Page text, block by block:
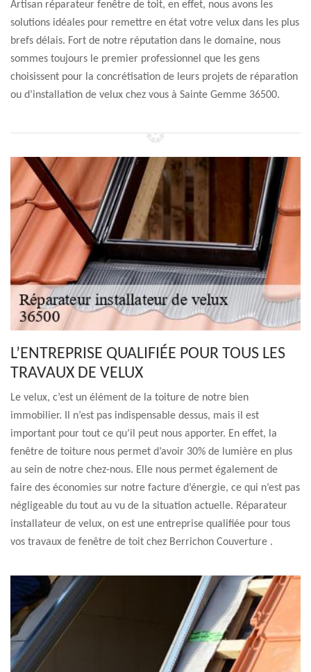
Artisan réparateur fenêtre de toit, en effet, nous avons les
solutions idéales pour remettre en état votre velux dans les plus
brefs délais. Fort de notre réputation dans le domaine, nous
sommes toujours le premier professionnel que les gens
choisissent pour la concrétisation de leurs projets de réparation
ou d’installation de velux chez vous à Sainte Gemme 36500.
L’ENTREPRISE QUALIFIÉE POUR TOUS LES
TRAVAUX DE VELUX
Le velux, c’est un élément de la toiture de notre bien
immobilier. Il n’est pas indispensable dessus, mais il est
important pour tout ce qu’il peut nous apporter. En effet, la
fenêtre de toiture nous permet d’avoir 30% de lumière en plus
au sein de notre chez-nous. Elle nous permet également de
faire des économies sur notre facture d’énergie, ce qui n’est pas
négligeable du tout au vu de la situation actuelle. Réparateur
installateur de velux, on est une entreprise qualifiée pour tous
vos travaux de fenêtre de toit chez Berrichon Couverture .